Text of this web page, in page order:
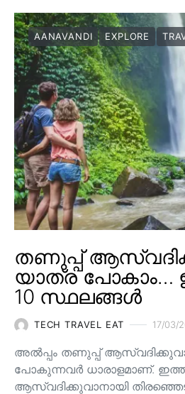
AANAVANDI EXPLORE
തണുപ്പ്
യാത്ര പോകാം…
10 സ്ഥലങ്ങൾ
TECH TRAVEL EAT 17/03/
അൽപ്പം തണുപ്പ്
പോകുന്നവർ ധാരാളമാണ്.
ആസ്വദിക്കുവാനായി